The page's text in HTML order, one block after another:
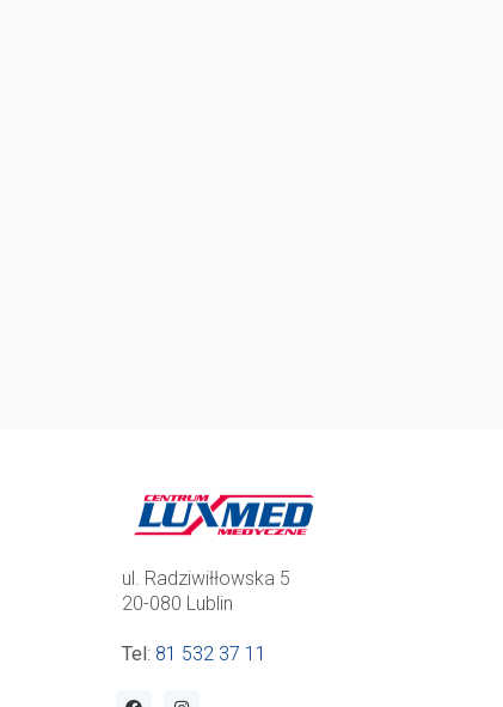
ul. Radziwiłłowska 5
20-080 Lublin
Tel : 81 532 37 11